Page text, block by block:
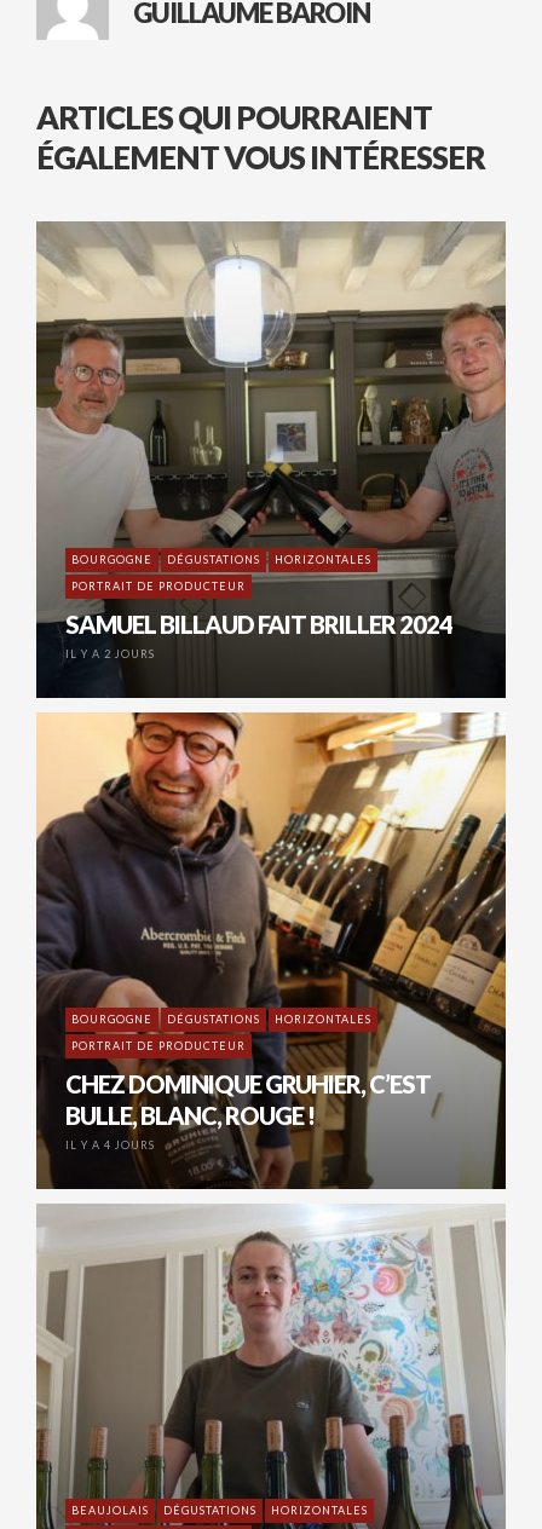
GUILLAUME BAROIN
ARTICLES QUI POURRAIENT
ÉGALEMENT VOUS INTÉRESSER
BOURGOGNE DÉGUSTATIONS
HORIZONTALES
PORTRAIT DE PRODUCTEUR
SAMUEL BILLAUD FAIT BRILLER 2024
IL Y A 2 JOURS
BOURGOGNE DÉGUSTATIONS
HORIZONTALES
PORTRAIT DE PRODUCTEUR
CHEZ DOMINIQUE GRUHIER, C’EST
BULLE, BLANC, ROUGE !
IL Y A 4 JOURS
BEAUJOLAIS DÉGUSTATIONS HORIZONTALES